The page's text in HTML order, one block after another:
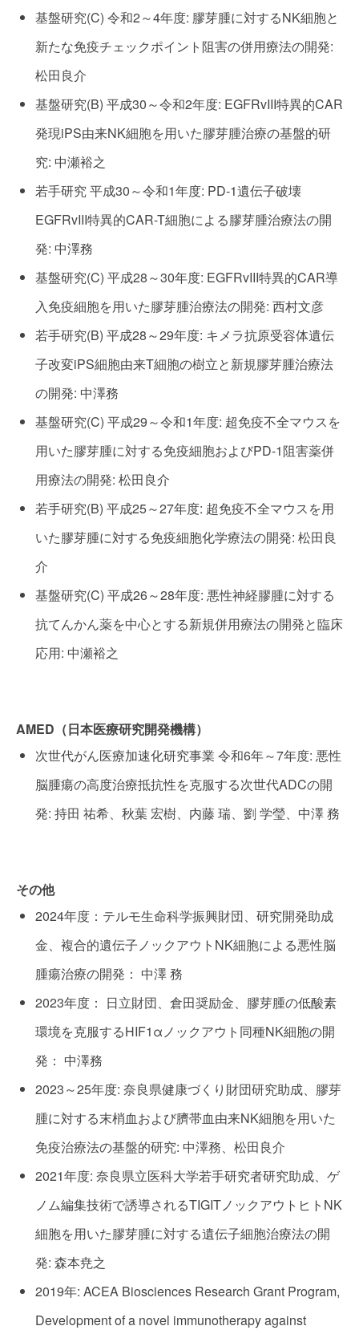
基盤研究(C) 令和2～4年度: 膠芽腫に対するNK細胞と
新たな免疫チェックポイント阻害の併用療法の開発:
松田良介
基盤研究(B) 平成30～令和2年度: EGFRvIII特異的CAR
発現iPS由来NK細胞を用いた膠芽腫治療の基盤的研
究: 中瀬裕之
若手研究 平成30～令和1年度: PD-1遺伝子破壊
EGFRvIII特異的CAR-T細胞による膠芽腫治療法の開
発: 中澤務
基盤研究(C) 平成28～30年度: EGFRvIII特異的CAR導
入免疫細胞を用いた膠芽腫治療法の開発: 西村文彦
若手研究(B) 平成28～29年度: キメラ抗原受容体遺伝
子改変iPS細胞由来T細胞の樹立と新規膠芽腫治療法
の開発: 中澤務
基盤研究(C) 平成29～令和1年度: 超免疫不全マウスを
用いた膠芽腫に対する免疫細胞およびPD-1阻害薬併
用療法の開発: 松田良介
若手研究(B) 平成25～27年度: 超免疫不全マウスを用
いた膠芽腫に対する免疫細胞化学療法の開発: 松田良
介
基盤研究(C) 平成26～28年度: 悪性神経膠腫に対する
抗てんかん薬を中心とする新規併用療法の開発と臨床
応用: 中瀬裕之
AMED（日本医療研究開発機構）
次世代がん医療加速化研究事業 令和6年～7年度: 悪性
脳腫瘍の高度治療抵抗性を克服する次世代ADCの開
発: 持田 祐希、秋葉 宏樹、内藤 瑞、劉 学瑩、中澤 務
その他
2024年度：テルモ生命科学振興財団、研究開発助成
金、複合的遺伝子ノックアウトNK細胞による悪性脳
腫瘍治療の開発： 中澤 務
2023年度： 日立財団、倉田奨励金、膠芽腫の低酸素
環境を克服するHIF1αノックアウト同種NK細胞の開
発： 中澤務
2023～25年度: 奈良県健康づくり財団研究助成、膠芽
腫に対する末梢血および臍帯血由来NK細胞を用いた
免疫治療法の基盤的研究: 中澤務、松田良介
2021年度: 奈良県立医科大学若手研究者研究助成、ゲ
ノム編集技術で誘導されるTIGITノックアウトヒトNK
細胞を用いた膠芽腫に対する遺伝子細胞治療法の開
発: 森本尭之
2019年: ACEA Biosciences Research Grant Program,
Development of a novel immunotherapy against